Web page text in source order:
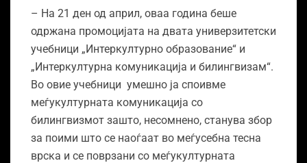
– На 21 ден од април, оваа година беше
одржана промоцијата на двата универзитетски
учебници „Интеркултурно образование“ и
„Интеркултурна комуникација и билингвизам“.
Во овие учебници умешно ја споивме
меѓукултурната комуникација со
билингвизмот зашто, несомнено, станува збор
за поими што се наоѓаат во меѓусебна тесна
врска и се поврзани со меѓукултурната